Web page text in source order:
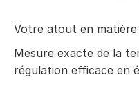
Votre atout en matière
Mesure exacte de la
régulation efficace en